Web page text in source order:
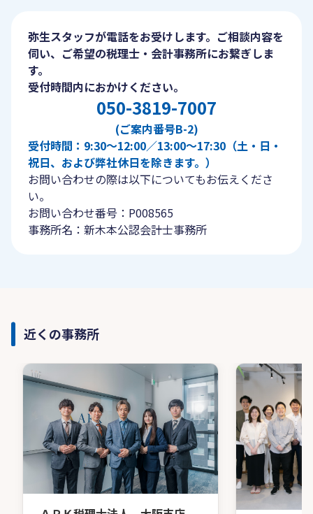
弥生スタッフが電話をお受けします。ご相談内容を
伺い、ご希望の税理士・会計事務所にお繋ぎしま
す。
受付時間内におかけください。
050-3819-7007
(ご案内番号B-2)
受付時間：9:30〜12:00／13:00〜17:30（土・日・
祝日、および弊社休日を除きます。）
お問い合わせの際は以下についてもお伝えくださ
い。
お問い合わせ番号：P008565
事務所名：新木本公認会計士事務所
近くの事務所